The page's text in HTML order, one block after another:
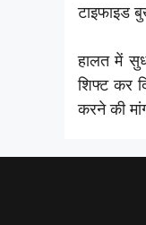
टाइफाइड
हालत में
शिफ्ट कर
करने की